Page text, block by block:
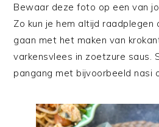
Bewaar deze foto op een van
Zo kun je hem altijd
gaan met het maken van
varkensvlees in zoetzure saus.
pangang met bijvoorbeeld nasi